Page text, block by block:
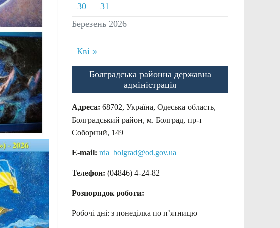
Березень 2026
30 31
Кві »
Болградська районна державна
адміністрація
Адреса: 68702, Україна, Одеська область,
Болградський район, м. Болград, пр-т
Соборний, 149
E-mail: rda_bolgrad@od.gov.ua
Телефон: (04846) 4-24-82
Розпорядок роботи:
Робочі дні: з понеділка по п’ятницю